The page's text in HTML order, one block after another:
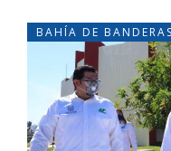
BAHÍA DE BANDERAS